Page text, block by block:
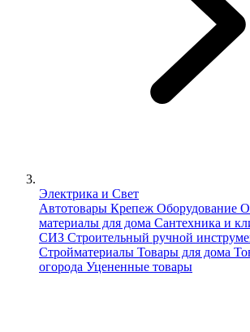
Электрика и Свет
Автотовары Крепеж Оборудование
материалы для дома Сантехника и
СИЗ Строительный ручной
Стройматериалы Товары для дома
огорода Уцененные товары